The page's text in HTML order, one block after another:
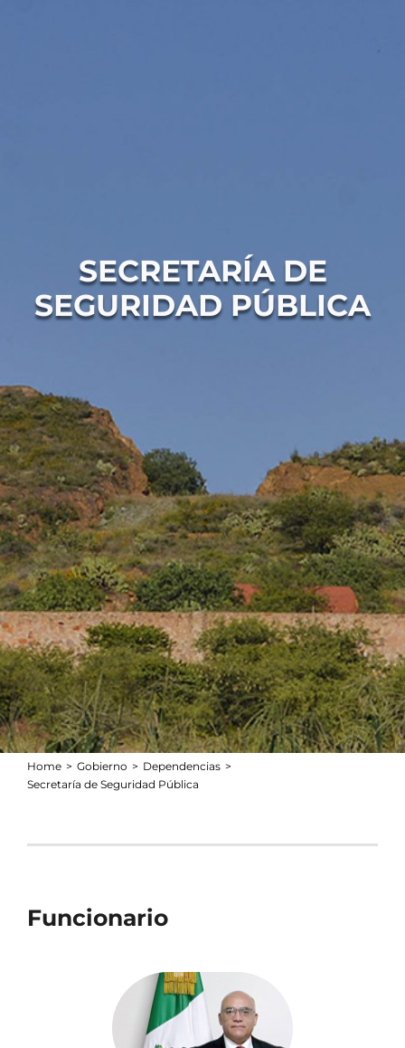
SECRETARÍA DE
SEGURIDAD PÚBLICA
Home Gobierno
Dependencias
Secretaría de Seguridad Pública
Funcionario